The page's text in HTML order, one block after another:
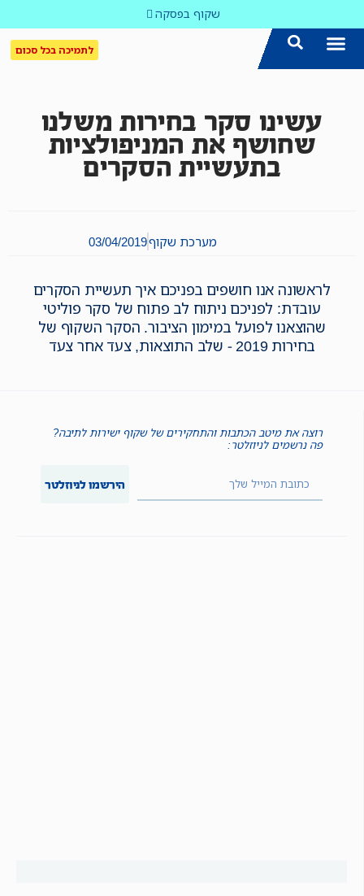
שקוף בפסקה
לתמיכה בכל סכום
עשינו סקר בחירות משלנו
שחושף את המניפולציות
בתעשיית הסקרים
מערכת שקוף03/04/2019
לראשונה אנו חושפים בפניכם איך תעשיית הסקרים
עובדת: לפניכם ניתוח לב פתוח של סקר פוליטי
שהוצאנו לפועל במימון הציבור. הסקר השקוף של
בחירות 2019 - שלב התוצאות, צעד אחר צעד
רוצה את מיטב הכתבות והתחקירים של שקוף ישירות לתיבה?
פה נרשמים לניוזלטר:
הירשמו לניוזלטר